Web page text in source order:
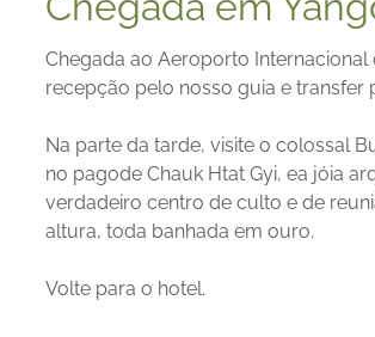
Chegada ao Aeroporto Internacional
recepção pelo nosso guia e transfer
Na parte da tarde, visite o colossal
no pagode Chauk Htat Gyi, ea jóia
verdadeiro centro de culto e de
altura, toda banhada em ouro.
Volte para o hotel.